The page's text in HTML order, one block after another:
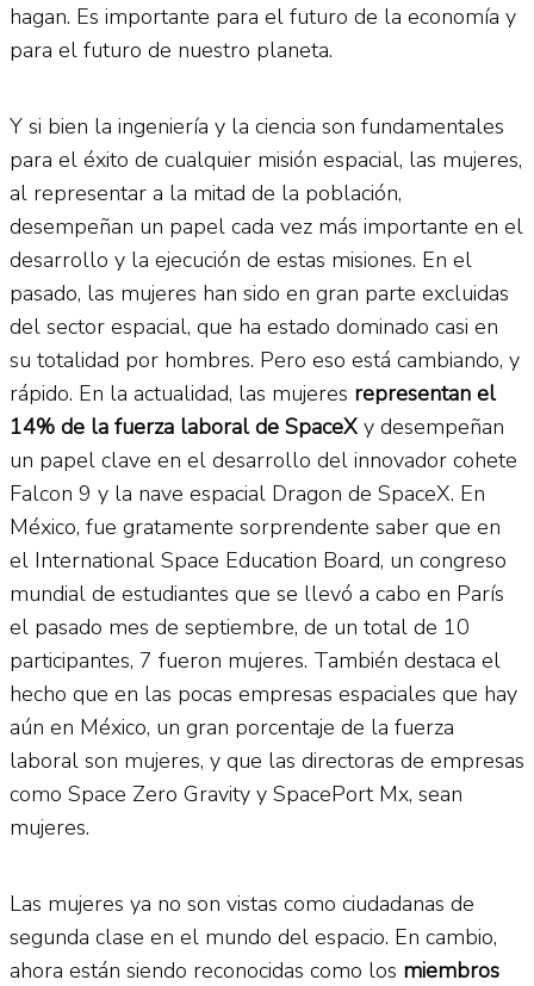
hagan. Es importante para el futuro de la economía y
para el futuro de nuestro planeta.
Y si bien la ingeniería y la ciencia son fundamentales
para el éxito de cualquier misión espacial, las mujeres,
al representar a la mitad de la población,
desempeñan un papel cada vez más importante en el
desarrollo y la ejecución de estas misiones. En el
pasado, las mujeres han sido en gran parte excluidas
del sector espacial, que ha estado dominado casi en
su totalidad por hombres. Pero eso está cambiando, y
rápido. En la actualidad, las mujeres representan el
14% de la fuerza laboral de SpaceX y desempeñan
un papel clave en el desarrollo del innovador cohete
Falcon 9 y la nave espacial Dragon de SpaceX. En
México, fue gratamente sorprendente saber que en
el International Space Education Board, un congreso
mundial de estudiantes que se llevó a cabo en París
el pasado mes de septiembre, de un total de 10
participantes, 7 fueron mujeres. También destaca el
hecho que en las pocas empresas espaciales que hay
aún en México, un gran porcentaje de la fuerza
laboral son mujeres, y que las directoras de empresas
como Space Zero Gravity y SpacePort Mx, sean
mujeres.
Las mujeres ya no son vistas como ciudadanas de
segunda clase en el mundo del espacio. En cambio,
ahora están siendo reconocidas como los miembros